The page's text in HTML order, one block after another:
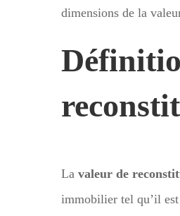
dimensions de la
La valeur de
immobilier tel qu’il